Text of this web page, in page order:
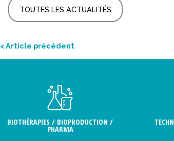
TOUTES LES ACTUALITÉS
< Article précédent
BIOTHÉRAPIES / BIOPRODUCTION /
PHARMA